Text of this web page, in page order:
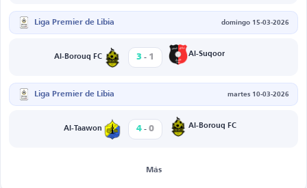
Liga Premier de Libia domingo 15-03-2026
Al-Borouq FC 3 - 1 Al-Suqoor
Liga Premier de Libia martes 10-03-2026
Al-Taawon 4 - 0 Al-Borouq FC
Más